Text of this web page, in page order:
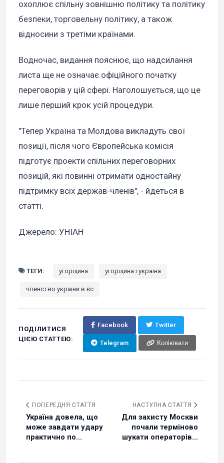
охоплює спільну зовнішню політику та політику
безпеки, торговельну політику, а також
відносини з третіми країнами.
Водночас, видання пояснює, що надсилання
листа ще не означає офіційного початку
переговорів у цій сфері. Наголошується, що це
лише перший крок усій процедури.
"Тепер Україна та Молдова викладуть свої
позиції, після чого Європейська комісія
підготує проекти спільних переговорних
позицій, які повинні отримати одностайну
підтримку всіх держав-членів", - йдеться в
статті.
Джерело: УНІАН
ТЕГИ: угорщина угорщина і україна
членство україни в єс
ПОДІЛИТИСЯ
ЦІЄЮ СТАТТЕЮ:
Facebook Twitter
Telegram Копіювати
ПОПЕРЕДНЯ СТАТТЯ
Україна довела, що
може завдати удару
практично по...
НАСТУПНА СТАТТЯ
Для захисту Москви
почали терміново
шукати операторів...